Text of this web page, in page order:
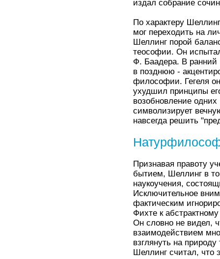
издал собрание
По характеру
мог переходить на
Шеллинг порой
теософии. Он
Ф. Баадера. В ранний
в позднюю -
философии. Гегеля
ухудшил принципы
возобновление
символизирует
навсегда решить
Признавая правоту
бытием, Шеллинг в
наукоучения,
Исключительное
фактическим
Фихте к
Он словно не видел,
взаимодействием
взглянуть на
Шеллинг считал, что